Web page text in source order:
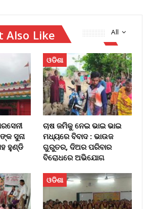
All
Also Like
ସୁନା
ହୁଣ୍ଡି
ଓଡିଶା
ଚାଷ ଜମିକୁ ନେଇ ଭାଇ ଭାଇ
ମଧ୍ୟରେ ବିବାଦ : ଭାଉଜ
ଗୁରୁତର, ଦିଅର ପରିବାର
ବିରୋଧରେ ଅଭିଯୋଗ
ଓଡିଶା